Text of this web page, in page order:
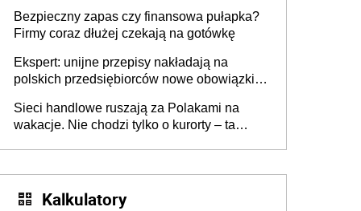
Bezpieczny zapas czy finansowa pułapka?
Firmy coraz dłużej czekają na gotówkę
Ekspert: unijne przepisy nakładają na
polskich przedsiębiorców nowe obowiązki w
Sieci handlowe ruszają za Polakami na
wakacje. Nie chodzi tylko o kurorty – ta
Kalkulatory